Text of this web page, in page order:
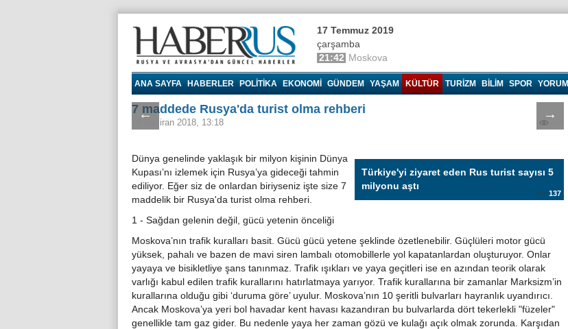
Haberrus.com
17 Temmuz 2019
çarşamba
21:42 Moskova
ANA SAYFA HABERLER POLITIKA EKONOMI GÜNDEM YAŞAM KÜLTÜR TURIZM BILIM SPOR YORUM
← →
7 maddede Rusya'da turist olma rehberi
18 Haziran 2018, 13:18
Türkiye'yi ziyaret eden Rus turist sayısı 5
milyonu aştı
137
Dünya genelinde yaklaşık bir milyon kişinin Dünya
Kupası’nı izlemek için Rusya’ya gideceği tahmin
ediliyor. Eğer siz de onlardan biriyseniz işte size 7
maddelik bir Rusya'da turist olma rehberi.
1 - Sağdan gelenin değil, gücü yetenin önceliği
Moskova’nın trafik kuralları basit. Gücü gücü yetene şeklinde özetlenebilir. Güçlüleri motor gücü
yüksek, pahalı ve bazen de mavi siren lambalı otomobillerle yol kapatanlardan oluşturuyor. Onlar
yayaya ve bisikletliye şans tanınmaz. Trafik ışıkları ve yaya geçitleri ise en azından teorik olarak
varlığı kabul edilen trafik kurallarını hatırlatmaya yarıyor. Trafik kurallarına bir zamanlar Marksizm’in
kurallarına olduğu gibi ‘duruma göre’ uyulur. Moskova’nın 10 şeritli bulvarları hayranlık uyandırıcı.
Ancak Moskova’ya yeri bol havadar kent havası kazandıran bu bulvarlarda dört tekerlekli "füzeler"
genellikle tam gaz gider. Bu nedenle yaya her zaman gözü ve kulağı açık olmak zorunda. Karşıdan